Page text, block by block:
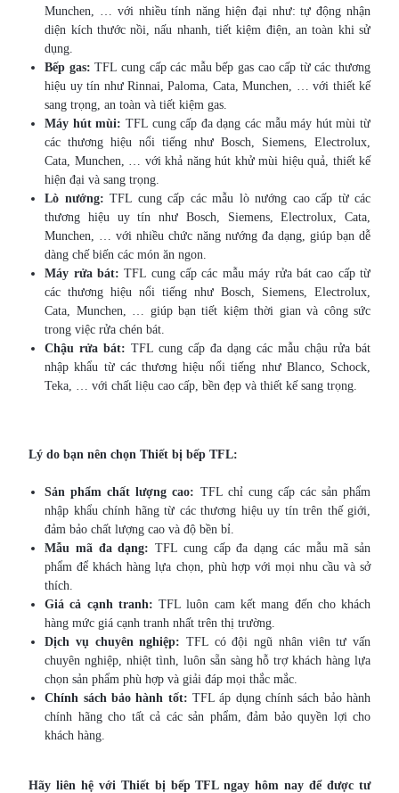
Munchen, … với nhiều tính năng hiện đại như: tự động nhận
diện kích thước nồi, nấu nhanh, tiết kiệm điện, an toàn khi sử
dụng.
Bếp gas: TFL cung cấp các mẫu bếp gas cao cấp từ các thương
hiệu uy tín như Rinnai, Paloma, Cata, Munchen, … với thiết kế
sang trọng, an toàn và tiết kiệm gas.
Máy hút mùi: TFL cung cấp đa dạng các mẫu máy hút mùi từ
các thương hiệu nổi tiếng như Bosch, Siemens, Electrolux,
Cata, Munchen, … với khả năng hút khử mùi hiệu quả, thiết kế
hiện đại và sang trọng.
Lò nướng: TFL cung cấp các mẫu lò nướng cao cấp từ các
thương hiệu uy tín như Bosch, Siemens, Electrolux, Cata,
Munchen, … với nhiều chức năng nướng đa dạng, giúp bạn dễ
dàng chế biến các món ăn ngon.
Máy rửa bát: TFL cung cấp các mẫu máy rửa bát cao cấp từ
các thương hiệu nổi tiếng như Bosch, Siemens, Electrolux,
Cata, Munchen, … giúp bạn tiết kiệm thời gian và công sức
trong việc rửa chén bát.
Chậu rửa bát: TFL cung cấp đa dạng các mẫu chậu rửa bát
nhập khẩu từ các thương hiệu nổi tiếng như Blanco, Schock,
Teka, … với chất liệu cao cấp, bền đẹp và thiết kế sang trọng.
Lý do bạn nên chọn Thiết bị bếp TFL:
Sản phẩm chất lượng cao: TFL chỉ cung cấp các sản phẩm
nhập khẩu chính hãng từ các thương hiệu uy tín trên thế giới,
đảm bảo chất lượng cao và độ bền bỉ.
Mẫu mã đa dạng: TFL cung cấp đa dạng các mẫu mã sản
phẩm để khách hàng lựa chọn, phù hợp với mọi nhu cầu và sở
thích.
Giá cả cạnh tranh: TFL luôn cam kết mang đến cho khách
hàng mức giá cạnh tranh nhất trên thị trường.
Dịch vụ chuyên nghiệp: TFL có đội ngũ nhân viên tư vấn
chuyên nghiệp, nhiệt tình, luôn sẵn sàng hỗ trợ khách hàng lựa
chọn sản phẩm phù hợp và giải đáp mọi thắc mắc.
Chính sách bảo hành tốt: TFL áp dụng chính sách bảo hành
chính hãng cho tất cả các sản phẩm, đảm bảo quyền lợi cho
khách hàng.
Hãy liên hệ với Thiết bị bếp TFL ngay hôm nay để được tư